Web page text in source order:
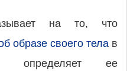
на то, что
образе своего тела в
определяет ее